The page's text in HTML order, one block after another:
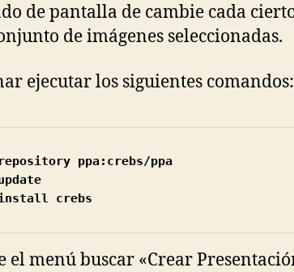
de pantalla de cambie cada
de imágenes seleccionadas.
ejecutar los siguientes comandos:
ppa:crebs/ppa
crebs
el menú buscar «Crear